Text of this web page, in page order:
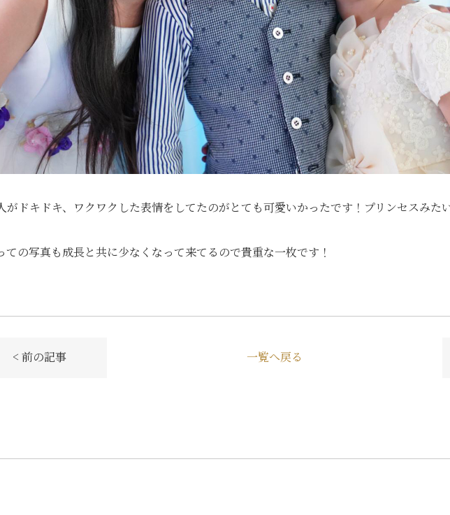
がドキドキ、ワクワクした表情をしてたのがとても可愛いかったです！プリンセスみた
ての写真も成長と共に少なくなって来てるので貴重な一枚です！
< 前の記事 一覧へ戻る